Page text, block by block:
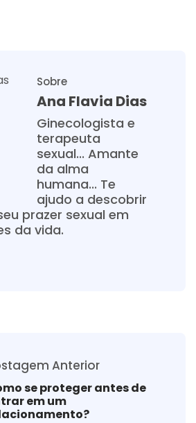
Sobre
Ana Flavia Dias
Ginecologista e
terapeuta
sexual... Amante
da alma
humana... Te
ajudo a descobrir
prazer sexual em
da vida.
Anterior
se proteger antes de
em um